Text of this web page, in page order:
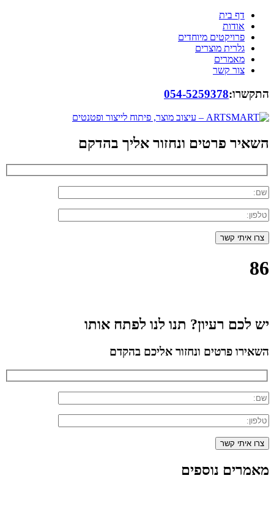
דף בית
אודות
פרויקטים מיוחדים
גלרית מוצרים
מאמרים
צור קשר
התקשרו:054-5259378
השאיר פרטים ונחזור אליך בהדקם
86
יש לכם רעיון? תנו לנו לפתח אותו
השאירו פרטים ונחזור אליכם בהקדם
מאמרים נוספים